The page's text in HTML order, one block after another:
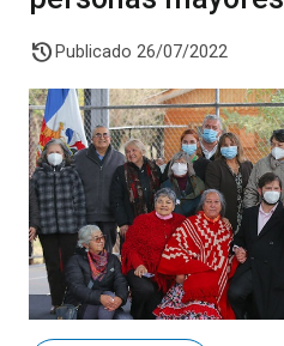
history Publicado 26/07/2022